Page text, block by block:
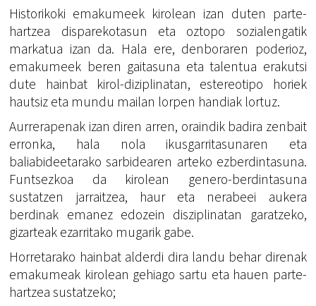
Historikoki emakumeek kirolean izan duten parte-
hartzea disparekotasun eta oztopo sozialengatik
markatua izan da. Hala ere, denboraren poderioz,
emakumeek beren gaitasuna eta talentua erakutsi
dute hainbat kirol-diziplinatan, estereotipo horiek
hautsiz eta mundu mailan lorpen handiak lortuz.
Aurrerapenak izan diren arren, oraindik badira zenbait
erronka, hala nola ikusgarritasunaren eta
baliabideetarako sarbidearen arteko ezberdintasuna.
Funtsezkoa da kirolean genero-berdintasuna
sustatzen jarraitzea, haur eta nerabeei aukera
berdinak emanez edozein disziplinatan garatzeko,
gizarteak ezarritako mugarik gabe.
Horretarako hainbat alderdi dira landu behar direnak
emakumeak kirolean gehiago sartu eta hauen parte-
hartzea sustatzeko;